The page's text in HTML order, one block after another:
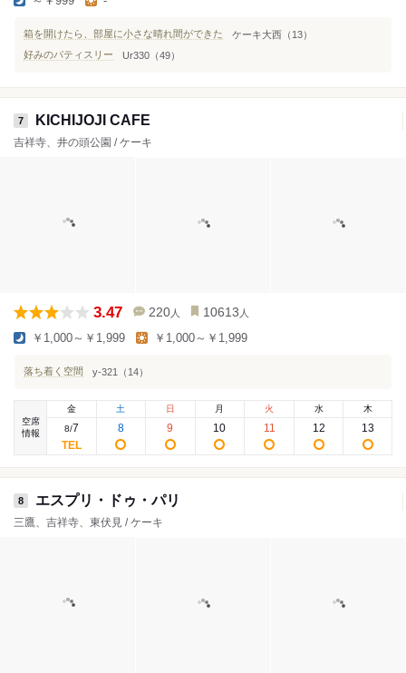
箱を開けたら、部屋に小さな晴れ間ができた
ケーキ大西（13）
好みのパティスリー
Ur330（49）
7 KICHIJOJI CAFE
吉祥寺、井の頭公園 / ケーキ
3.47 220 人 10613 人
￥1,000～￥1,999 ￥1,000～￥1,999
落ち着く空間 y-321（14）
空席
情報
金
8/7
土
8
日
9
月
10
火
11
水
12
木
13
8 エスプリ・ドゥ・パリ
三鷹、吉祥寺、東伏見 / ケーキ